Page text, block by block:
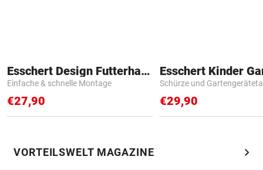
Esschert Design Futterhaus
Einfache & schnelle Montage
€27,90
Schürze und
€29,90
VORTEILSWELT MAGAZINE chevron_right